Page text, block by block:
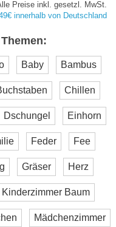
Preise inkl. gesetzl. MwSt.
innerhalb von Deutschland
Baby Bambus
Chillen
Dschungel Einhorn
Feder Fee
Gräser Herz
Kinderzimmer Baum
Mädchenzimmer